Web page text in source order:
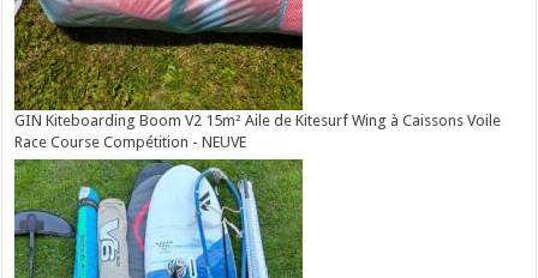
GIN Kiteboarding Boom V2 15m² Aile de Kitesurf Wing à Caissons Voile
Race Course Compétition - NEUVE